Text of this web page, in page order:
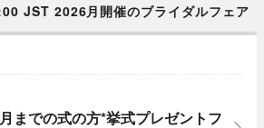
JST 2026月開催のブライダルフェア
までの式の方*挙式プレゼントフ